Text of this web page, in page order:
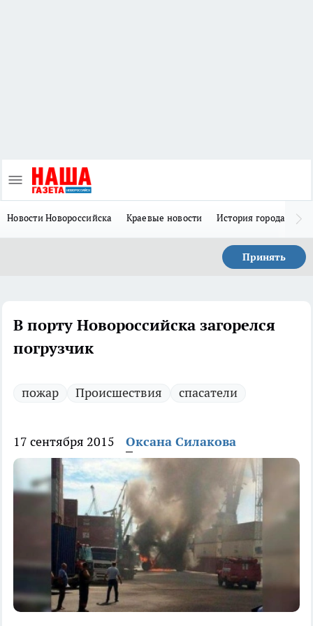
Новости Новороссийска Краевые новости История города Н
Принять
В порту Новороссийска загорелся
погрузчик
пожар Происшествия спасатели
17 сентября 2015 Оксана Силакова